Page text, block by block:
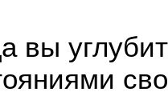
вы